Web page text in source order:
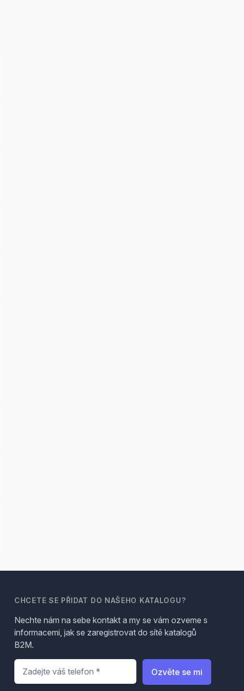
CHCETE SE PŘIDAT DO NAŠEHO KATALOGU?
Nechte nám na sebe kontakt a my se vám ozveme s
informacemi, jak se zaregistrovat do sítě katalogů
B2M.
Telefon
Ozvěte se mi